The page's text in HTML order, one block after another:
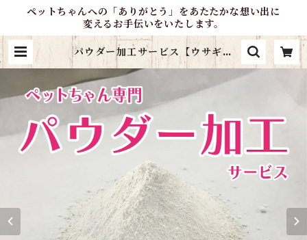
ペットちゃんへの「ありがとう」をあたたかな想い出に
変えるお手伝いをいたします。
パウダー加工サービス【ウサギ・
猫・小型犬】 | ＊OlivePetlifeSu
pport＊オンラインショップ